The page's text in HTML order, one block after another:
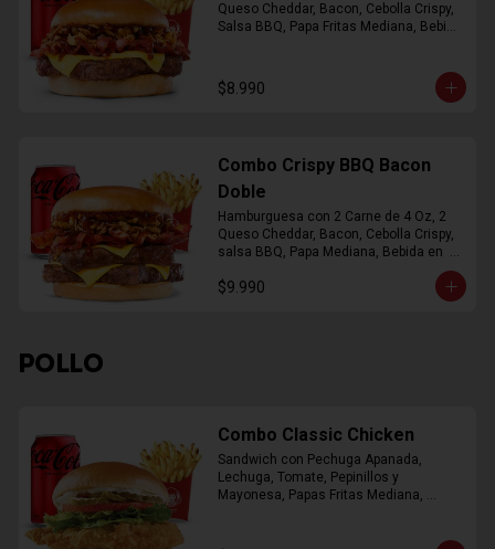
Queso Cheddar, Bacon, Cebolla Crispy,
Salsa BBQ, Papa Fritas Mediana, Bebida
$8.990
Combo Crispy BBQ Bacon
Doble
Hamburguesa con 2 Carne de 4 Oz, 2
Queso Cheddar, Bacon, Cebolla Crispy,
salsa BBQ, Papa Mediana, Bebida en
$9.990
POLLO
Combo Classic Chicken
Sandwich con Pechuga Apanada,
Lechuga, Tomate, Pepinillos y
Mayonesa, Papas Fritas Mediana,